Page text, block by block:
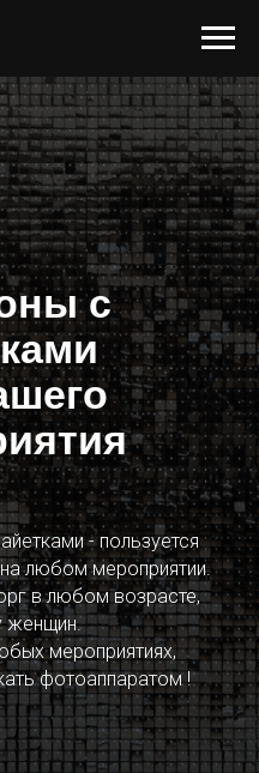
с
- пользуется
любом мероприятии.
в любом возрасте,
женщин.
мероприятиях,
фотоаппаратом !